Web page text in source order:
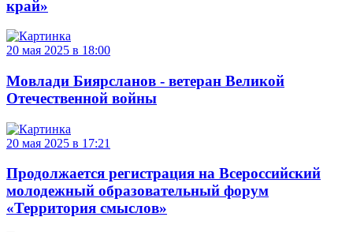
край»
20 мая 2025 в 18:00
Мовлади Биярсланов - ветеран Великой
Отечественной войны
20 мая 2025 в 17:21
Продолжается регистрация на Всероссийский
молодежный образовательный форум
«Территория смыслов»